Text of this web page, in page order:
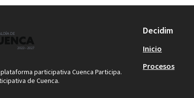
participativa Cuenca Participa.
de Cuenca.
Decidim
Inicio
Procesos